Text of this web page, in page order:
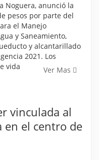
Noguera, anunció la
pesos por parte del
el Manejo
y Saneamiento,
y alcantarillado
2021. Los
vida
Ver Mas
vinculada al
en el centro de